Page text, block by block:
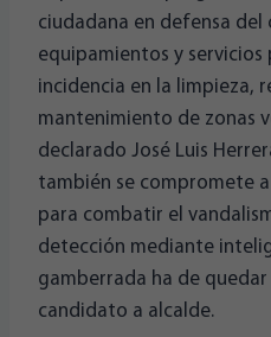
ciudadana en defensa del
equipamientos y servicios
incidencia en la limpieza,
mantenimiento de zonas
declarado José Luis
también se compromete
para combatir el
detección mediante
gamberrada ha de quedar
candidato a alcalde.